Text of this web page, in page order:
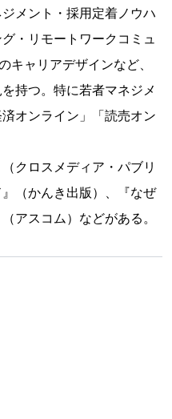
メント・採用定着ノウハ
・リモートワークコミュ
キャリアデザインなど、
持つ。特に若者マネジメ
オンライン」「読売オン
クロスメディア・パブリ
（かんき出版）、『なぜ
アスコム）などがある。